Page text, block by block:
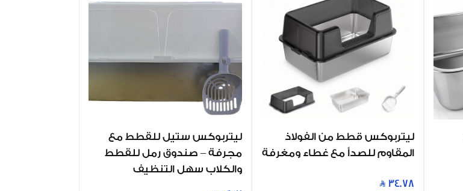
ليتربوكس قطط من الفولاذ
المقاوم للصدأ مع غطاء ومغرفة
34.78
ليتربوكس ستيل للقطط مع
مجرفة – صندوق رمل للقطط
والكلاب سهل التنظيف